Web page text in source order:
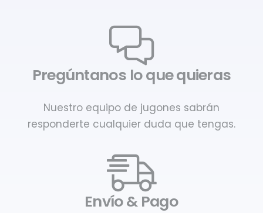
Pregúntanos lo que quieras
Nuestro equipo de jugones sabrán
responderte cualquier duda que tengas.
Envío & Pago